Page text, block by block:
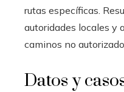
rutas específicas.
autoridades locales y
caminos no
Datos y